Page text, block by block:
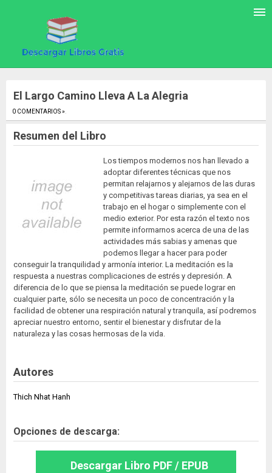
El Largo Camino Lleva A La Alegria
0 COMENTARIOS ».
Resumen del Libro
Los tiempos modernos nos han llevado a
adoptar diferentes técnicas que nos
permitan relajarnos y alejarnos de las duras
y competitivas tareas diarias, ya sea en el
trabajo en el hogar o simplemente con el
medio exterior. Por esta razón el texto nos
permite informarnos acerca de una de las
actividades más sabias y amenas que
podemos llegar a hacer para poder
conseguir la tranquilidad y armonía interior. La meditación es la
respuesta a nuestras complicaciones de estrés y depresión. A
diferencia de lo que se piensa la meditación se puede lograr en
cualquier parte, sólo se necesita un poco de concentración y la
facilidad de obtener una respiración natural y tranquila, así podremos
apreciar nuestro entorno, sentir el bienestar y disfrutar de la
naturaleza y las cosas hermosas de la vida.
Autores
Thich Nhat Hanh
Opciones de descarga:
Descargar Libro PDF / EPUB